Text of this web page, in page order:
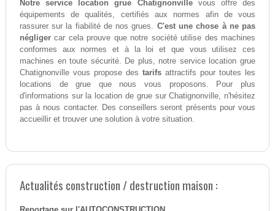
Notre service location grue Chatignonvillevous offre des
équipements de qualités, certifiés aux normes afin de vous
rassurer sur la fiabilité de nos grues. C'est une chose à ne pas
négligercar cela prouve que notre société utilise des machines
conformes aux normes et à la loi et que vous utilisez ces
machines en toute sécurité. De plus, notre service location grue
Chatignonville vous propose des tarifs attractifs pour toutes les
locations de grue que nous vous proposons. Pour plus
d'informations sur la location de grue sur Chatignonville, n'hésitez
pas à nous contacter. Des conseillers seront présents pour vous
accueillir et trouver une solution à votre situation.
Actualités construction / destruction maison :